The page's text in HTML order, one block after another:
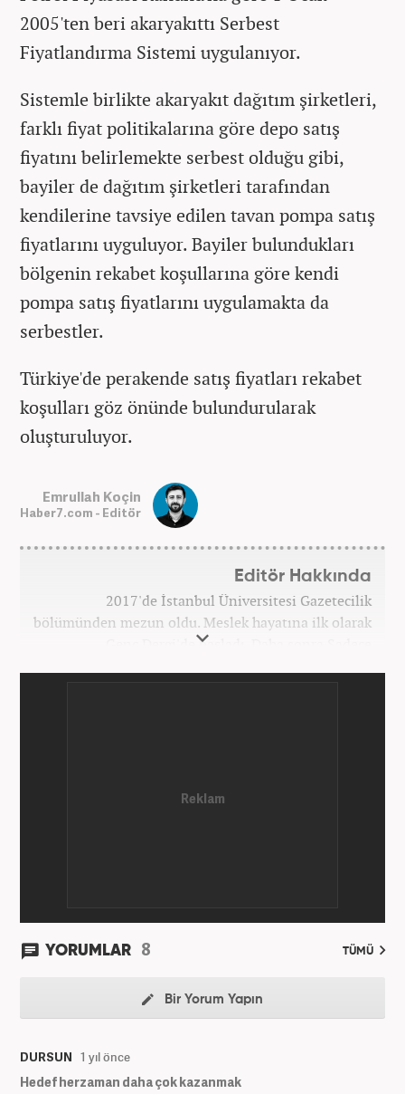
2005'ten beri akaryakıttı Serbest
Fiyatlandırma Sistemi uygulanıyor.
Sistemle birlikte akaryakıt dağıtım şirketleri,
farklı fiyat politikalarına göre depo satış
fiyatını belirlemekte serbest olduğu gibi,
bayiler de dağıtım şirketleri tarafından
kendilerine tavsiye edilen tavan pompa satış
fiyatlarını uyguluyor. Bayiler bulundukları
bölgenin rekabet koşullarına göre kendi
pompa satış fiyatlarını uygulamakta da
serbestler.
Türkiye'de perakende satış fiyatları rekabet
koşulları göz önünde bulundurularak
oluşturuluyor.
Emrullah Koçin
Haber7.com - Editör
Editör Hakkında
2017'de İstanbul Üniversitesi Gazetecilik
bölümünden mezun oldu. Meslek hayatına ilk olarak
Genç Dergi'de başladı. Daha sonra Sadece
YORUMLAR 8 TÜMÜ
Bir Yorum Yapın
DURSUN 1 yıl önce
Hedef herzaman daha çok kazanmak